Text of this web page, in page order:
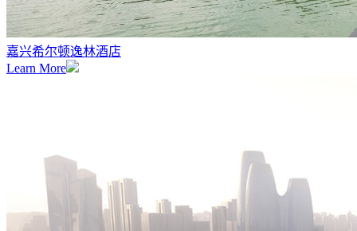
嘉兴希尔顿逸林酒店
Learn More